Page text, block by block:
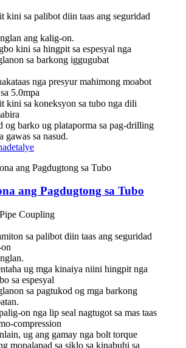
kini sa palibot diin taas ang seguridad
ang kalig-on.
kini sa hingpit sa espesyal nga
sa barkong iggugubat
nga presyur mahimong moabot
5.0mpa
kini sa koneksyon sa tubo nga dili
og barko ug plataporma sa pag-drilling
gawas sa nasud.
detalye
ang Pagdugtong sa Tubo
Coupling
sa palibot diin taas ang seguridad
ug mga kinaiya niini hingpit nga
sa espesyal
sa pagtukod og mga barkong
on nga lip seal nagtugot sa mas taas
compression
ug ang gamay nga bolt torque
mopalapad sa siklo sa kinabuhi sa